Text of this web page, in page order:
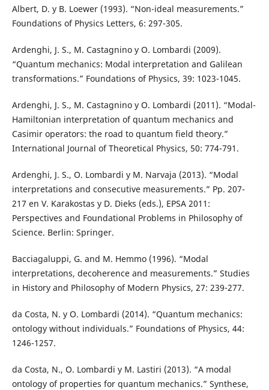
Albert, D. y B. Loewer (1993). “Non-ideal measurements.”
Foundations of Physics Letters, 6: 297-305.
Ardenghi, J. S., M. Castagnino y O. Lombardi (2009).
“Quantum mechanics: Modal interpretation and Galilean
transformations.” Foundations of Physics, 39: 1023-1045.
Ardenghi, J. S., M. Castagnino y O. Lombardi (2011). “Modal-
Hamiltonian interpretation of quantum mechanics and
Casimir operators: the road to quantum field theory.”
International Journal of Theoretical Physics, 50: 774-791.
Ardenghi, J. S., O. Lombardi y M. Narvaja (2013). “Modal
interpretations and consecutive measurements.” Pp. 207-
217 en V. Karakostas y D. Dieks (eds.), EPSA 2011:
Perspectives and Foundational Problems in Philosophy of
Science. Berlin: Springer.
Bacciagaluppi, G. and M. Hemmo (1996). “Modal
interpretations, decoherence and measurements.” Studies
in History and Philosophy of Modern Physics, 27: 239-277.
da Costa, N. y O. Lombardi (2014). “Quantum mechanics:
ontology without individuals.” Foundations of Physics, 44:
1246-1257.
da Costa, N., O. Lombardi y M. Lastiri (2013). “A modal
ontology of properties for quantum mechanics.” Synthese,